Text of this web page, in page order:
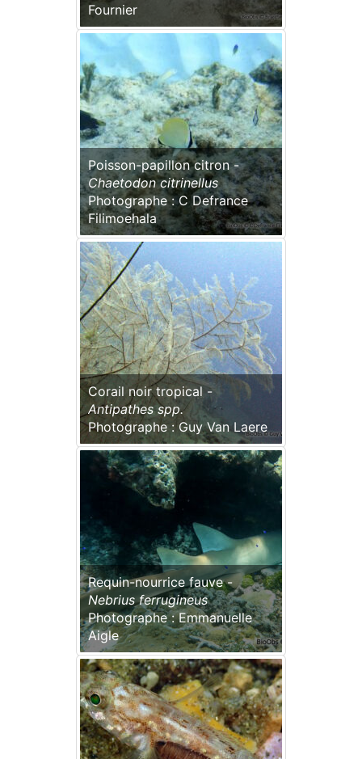
Fournier
Poisson-papillon citron -
Chaetodon citrinellus
Photographe : C Defrance
Filimoehala
Corail noir tropical -
Antipathes spp.
Photographe : Guy Van Laere
Requin-nourrice fauve -
Nebrius ferrugineus
Photographe : Emmanuelle
Aigle